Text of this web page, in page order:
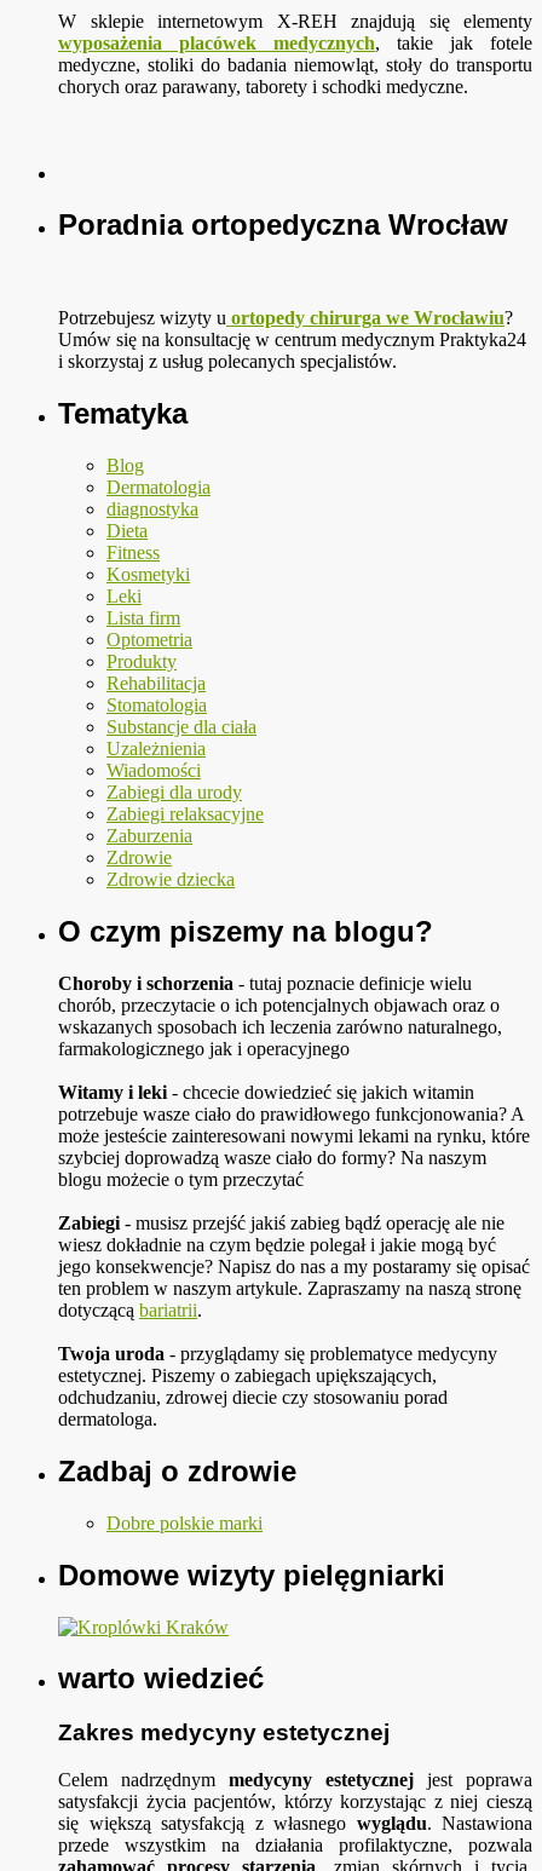
W sklepie internetowym X-REH znajdują się elementy
wyposażenia placówek medycznych, takie jak fotele
medyczne, stoliki do badania niemowląt, stoły do transportu
chorych oraz parawany, taborety i schodki medyczne.
Poradnia ortopedyczna Wrocław
Potrzebujesz wizyty u ortopedy chirurga we Wrocławiu?
Umów się na konsultację w centrum medycznym Praktyka24
i skorzystaj z usług polecanych specjalistów.
Tematyka
Blog
Dermatologia
diagnostyka
Dieta
Fitness
Kosmetyki
Leki
Lista firm
Optometria
Produkty
Rehabilitacja
Stomatologia
Substancje dla ciała
Uzależnienia
Wiadomości
Zabiegi dla urody
Zabiegi relaksacyjne
Zaburzenia
Zdrowie
Zdrowie dziecka
O czym piszemy na blogu?
Choroby i schorzenia - tutaj poznacie definicje wielu
chorób, przeczytacie o ich potencjalnych objawach oraz o
wskazanych sposobach ich leczenia zarówno naturalnego,
farmakologicznego jak i operacyjnego
Witamy i leki - chcecie dowiedzieć się jakich witamin
potrzebuje wasze ciało do prawidłowego funkcjonowania? A
może jesteście zainteresowani nowymi lekami na rynku, które
szybciej doprowadzą wasze ciało do formy? Na naszym
blogu możecie o tym przeczytać
Zabiegi - musisz przejść jakiś zabieg bądź operację ale nie
wiesz dokładnie na czym będzie polegał i jakie mogą być
jego konsekwencje? Napisz do nas a my postaramy się opisać
ten problem w naszym artykule. Zapraszamy na naszą stronę
dotyczącą bariatrii.
Twoja uroda - przyglądamy się problematyce medycyny
estetycznej. Piszemy o zabiegach upiększających,
odchudzaniu, zdrowej diecie czy stosowaniu porad
dermatologa.
Zadbaj o zdrowie
Dobre polskie marki
Domowe wizyty pielęgniarki
warto wiedzieć
Zakres medycyny estetycznej
Celem nadrzędnym medycyny estetycznej jest poprawa
satysfakcji życia pacjentów, którzy korzystając z niej cieszą
się większą satysfakcją z własnego wyglądu. Nastawiona
przede wszystkim na działania profilaktyczne, pozwala